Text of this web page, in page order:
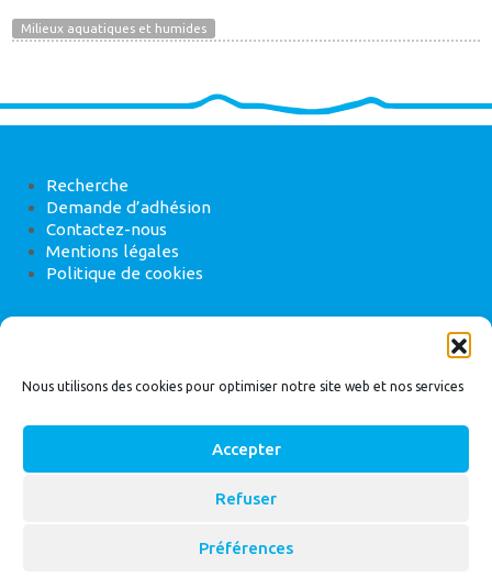
Nous utilisons des cookies pour optimiser notre site web et nos services
Accepter
Refuser
Préférences
Milieux aquatiques et humides
Recherche
Demande d’adhésion
Contactez-nous
Mentions légales
Politique de cookies